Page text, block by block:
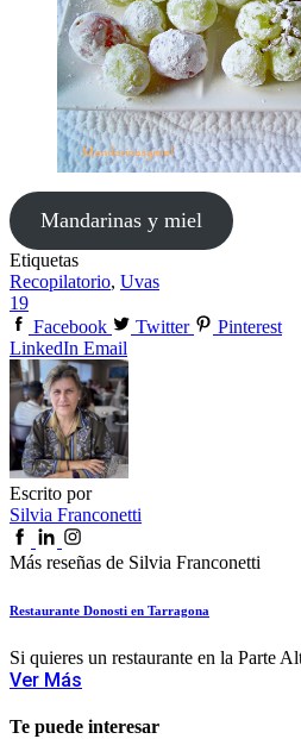
Mandarinas y miel
Etiquetas
Recopilatorio, Uvas
19
Facebook
Twitter
Pinterest
LinkedIn Email
Escrito por
Silvia Franconetti
Más reseñas de Silvia Franconetti
Restaurante Donosti en Tarragona
Si quieres un restaurante en la Parte
Ver Más
Te puede interesar